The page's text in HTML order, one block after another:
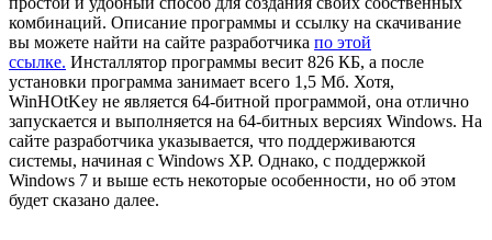
комбинаций. Описание программы и ссылку на скачивание
вы можете найти на сайте разработчика по этой
ссылке. Инсталлятор программы весит 826 КБ, а после
установки программа занимает всего 1,5 Мб. Хотя,
WinHOtKey не является 64-битной программой, она отлично
запускается и выполняется на 64-битных версиях Windows. На
сайте разработчика указывается, что поддерживаются
системы, начиная с Windows XP. Однако, с поддержкой
Windows 7 и выше есть некоторые особенности, но об этом
будет сказано далее.